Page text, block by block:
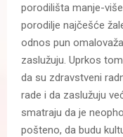
porodilišta manje-
porodilje najčešće
odnos pun
zaslužuju. Uprkos
da su zdravstveni
rade i da zaslužuju
smatraju da je
pošteno, da budu